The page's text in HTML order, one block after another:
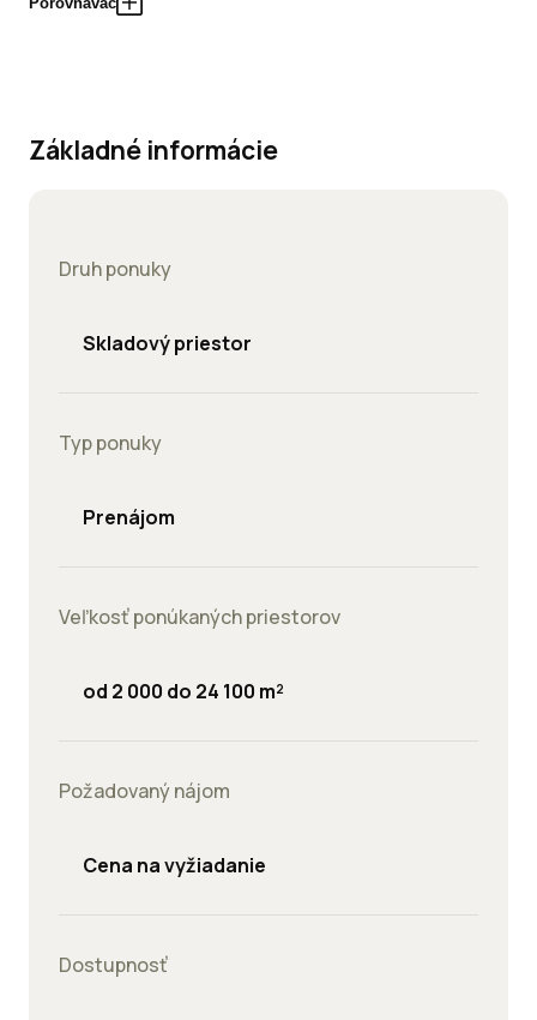
Základné informácie
Druh ponuky
Skladový priestor
Typ ponuky
Prenájom
Veľkosť ponúkaných priestorov
od 2 000 do 24 100 m²
Požadovaný nájom
Cena na vyžiadanie
Dostupnosť